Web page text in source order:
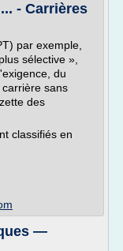
- Carrières
par exemple,
sélective »,
du
sans
des
classifiés en
—